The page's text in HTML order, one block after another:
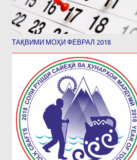
ТАҚВИМИ МОҲИ ФЕВРАЛ 2018